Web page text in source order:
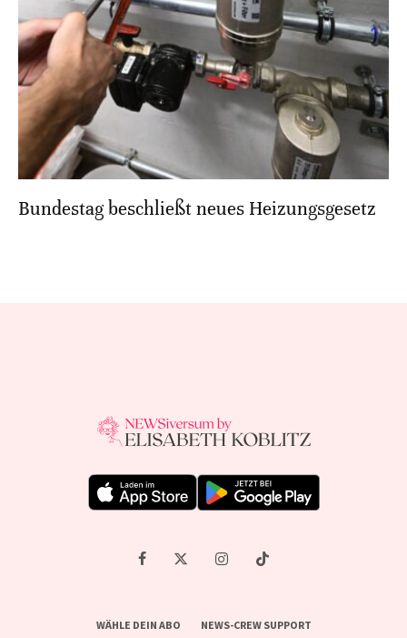
Bundestag beschließt neues Heizungsgesetz
WÄHLE DEIN ABO NEWS-CREW SUPPORT